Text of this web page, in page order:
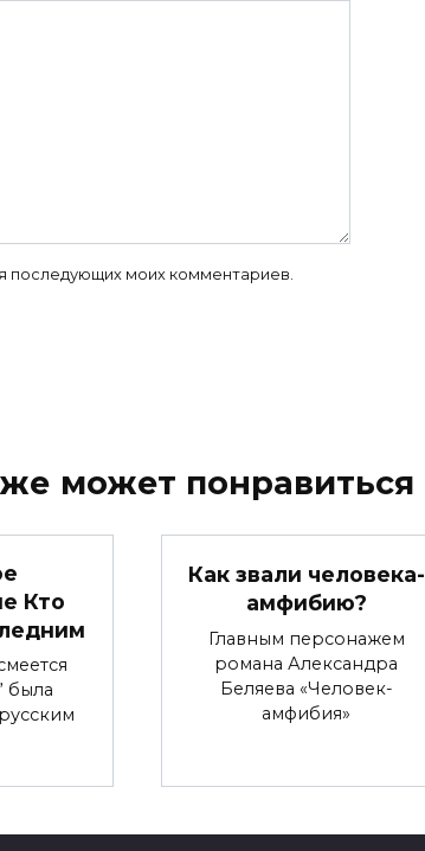
последующих моих комментариев.
может понравиться
Кто
была
Как звали человека-
амфибию?
Главным персонажем
романа Александра
Беляева «Человек-
амфибия»